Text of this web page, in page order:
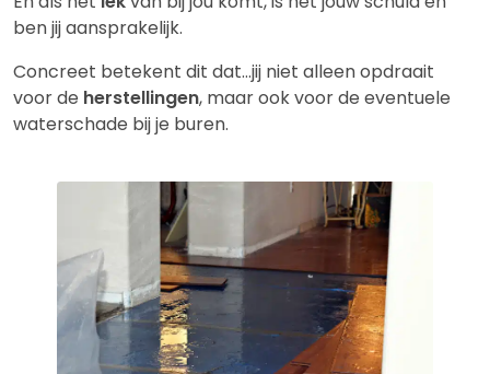
ben jij aansprakelijk.
Concreet betekent dit dat…jij niet alleen opdraait
voor de herstellingen, maar ook voor de eventuele
waterschade bij je buren.